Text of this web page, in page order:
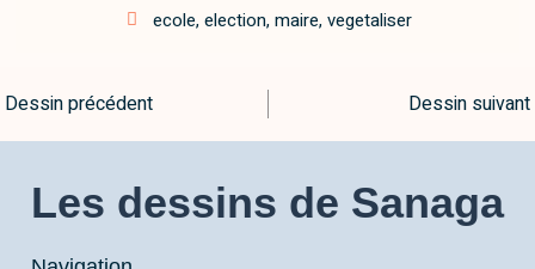
ecole,election,maire,vegetaliser
Dessin précédent Dessin suivant
Les dessins de Sanaga